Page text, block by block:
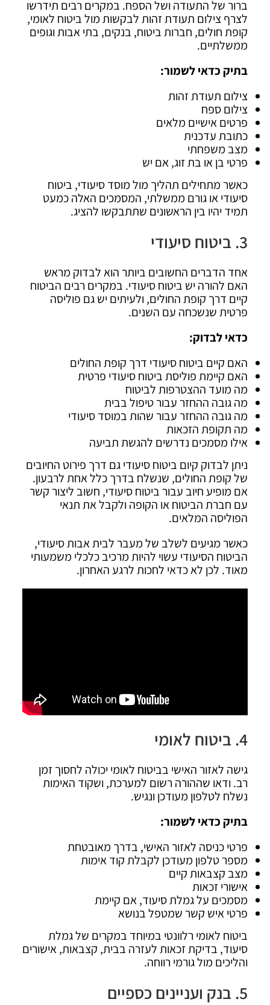
ברור של התעודה ושל הספח. במקרים רבים תידרשו
לצרף צילום תעודת זהות לבקשות מול ביטוח לאומי,
קופת חולים, חברות ביטוח, בנקים, בתי אבות וגופים
ממשלתיים.
בתיק כדאי לשמור:
צילום תעודת זהות
צילום ספח
פרטים אישיים מלאים
כתובת עדכנית
מצב משפחתי
פרטי בן או בת זוג, אם יש
כאשר מתחילים תהליך מול מוסד סיעודי, ביטוח
סיעודי או גורם ממשלתי, המסמכים האלה כמעט
תמיד יהיו בין הראשונים שתתבקשו להציג.
3. ביטוח סיעודי
אחד הדברים החשובים ביותר הוא לבדוק מראש
האם להורה יש ביטוח סיעודי. במקרים רבים הביטוח
קיים דרך קופת החולים, ולעיתים יש גם פוליסה
פרטית שנשכחה עם השנים.
כדאי לבדוק:
האם קיים ביטוח סיעודי דרך קופת החולים
האם קיימת פוליסת ביטוח סיעודי פרטית
מה מועד ההצטרפות לביטוח
מה גובה ההחזר עבור טיפול בבית
מה גובה ההחזר עבור שהות במוסד סיעודי
מה תקופת הזכאות
אילו מסמכים נדרשים להגשת תביעה
ניתן לבדוק קיום ביטוח סיעודי גם דרך פירוט החיובים
של קופת החולים, שנשלח בדרך כלל אחת לרבעון.
אם מופיע חיוב עבור ביטוח סיעודי, חשוב ליצור קשר
עם חברת הביטוח או הקופה ולקבל את תנאי
הפוליסה המלאים.
כאשר מגיעים לשלב של מעבר לבית אבות סיעודי,
הביטוח הסיעודי עשוי להיות מרכיב כלכלי משמעותי
מאוד. לכן לא כדאי לחכות לרגע האחרון.
4. ביטוח לאומי
גישה לאזור האישי בביטוח לאומי יכולה לחסוך זמן
רב. ודאו שההורה רשום למערכת, ושקוד האימות
נשלח לטלפון מעודכן ונגיש.
בתיק כדאי לשמור:
פרטי כניסה לאזור האישי, בדרך מאובטחת
מספר טלפון מעודכן לקבלת קוד אימות
מצב קצבאות קיים
אישורי זכאות
מסמכים על גמלת סיעוד, אם קיימת
פרטי איש קשר שמטפל בנושא
ביטוח לאומי רלוונטי במיוחד במקרים של גמלת
סיעוד, בדיקת זכאות לעזרה בבית, קצבאות, אישורים
והליכים מול גורמי רווחה.
5. בנק ועניינים כספיים